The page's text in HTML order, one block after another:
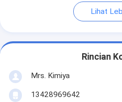
Lihat
Rincian
Mrs. Kimiya
13428969642